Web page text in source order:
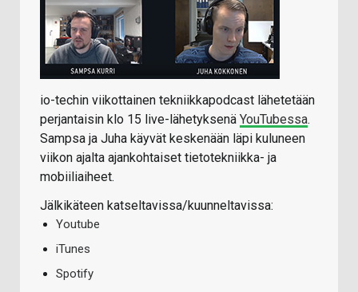
io-techin viikottainen tekniikkapodcast lähetetään
perjantaisin klo 15 live-lähetyksenä YouTubessa.
Sampsa ja Juha käyvät keskenään läpi kuluneen
viikon ajalta ajankohtaiset tietotekniikka- ja
mobiiliaiheet.
Jälkikäteen katseltavissa/kuunneltavissa:
Youtube
iTunes
Spotify